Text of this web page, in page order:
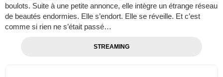
boulots. Suite à une petite annonce, elle intègre un étrange réseau
de beautés endormies. Elle s’endort. Elle se réveille. Et c’est
comme si rien ne s’était passé…
STREAMING